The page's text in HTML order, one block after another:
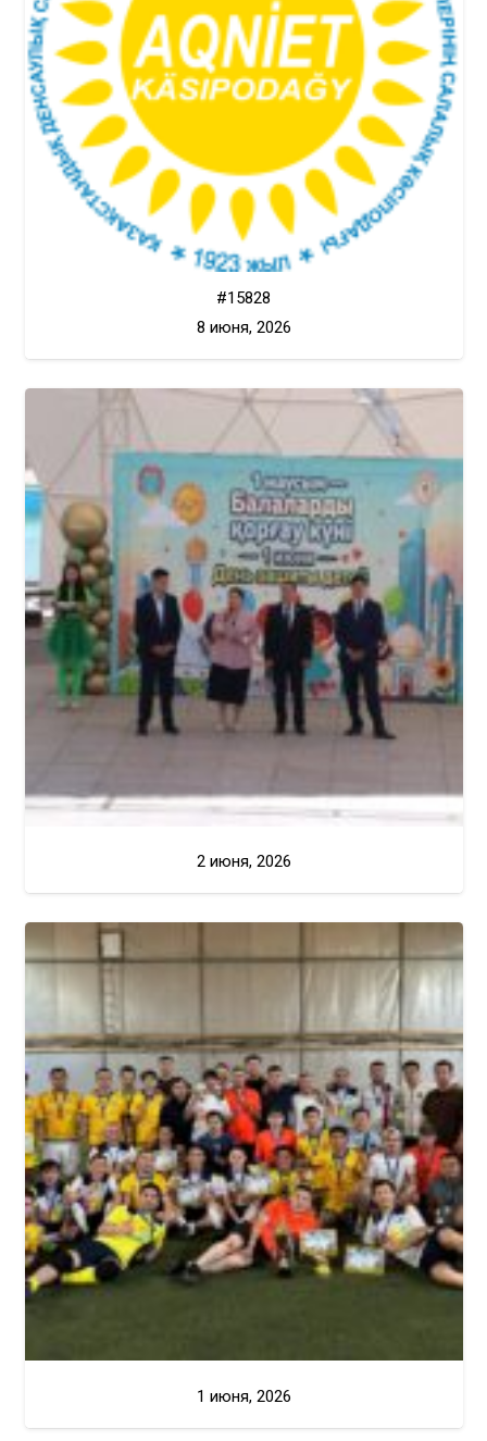
#15828
8 июня, 2026
2 июня, 2026
1 июня, 2026